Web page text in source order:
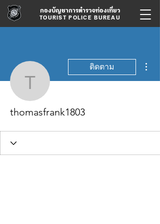
กองบัญชาการตำรวจท่องเที่ยว
TOURIST POLICE BUREAU
thomasfrank1803
ติดตาม
thomasfrank1803